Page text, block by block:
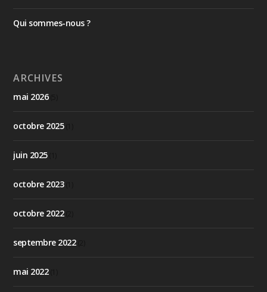
Qui sommes-nous ?
ARCHIVES
mai 2026(5)
octobre 2025(1)
juin 2025(1)
octobre 2023(1)
octobre 2022(2)
septembre 2022(2)
mai 2022(1)